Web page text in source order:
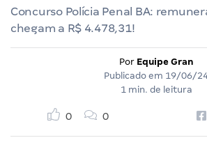
Concurso Polícia Penal BA:
chegam a R$ 4.478,31!
Por Equipe Gran
Publicado em 19/06/
1 min. de leitura
0 0